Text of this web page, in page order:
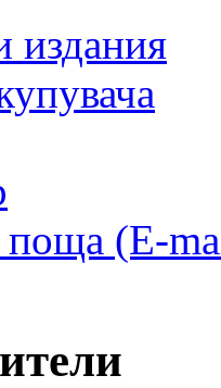
издания
поща (E-